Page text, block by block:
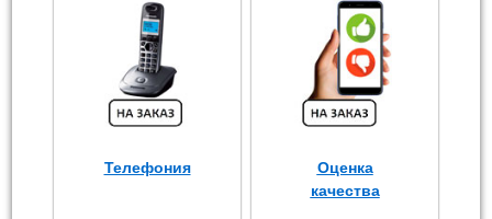
Телефония
Оценка
качества